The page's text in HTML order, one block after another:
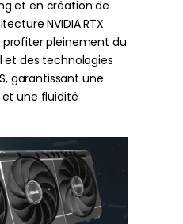
et en création de
NVIDIA RTX
pleinement du
des technologies
garantissant une
une fluidité